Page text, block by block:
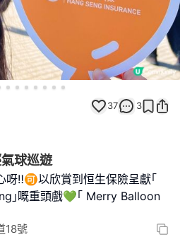
37 3
球巡遊
呀‼️🉑以欣賞到恒生保險呈獻｢
｣嘅重頭戲💚｢ Merry Balloon
18號